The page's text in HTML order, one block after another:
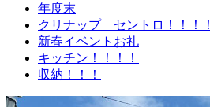
年度末
クリナップ セントロ！！！！
新春イベントお礼
キッチン！！！！
収納！！！